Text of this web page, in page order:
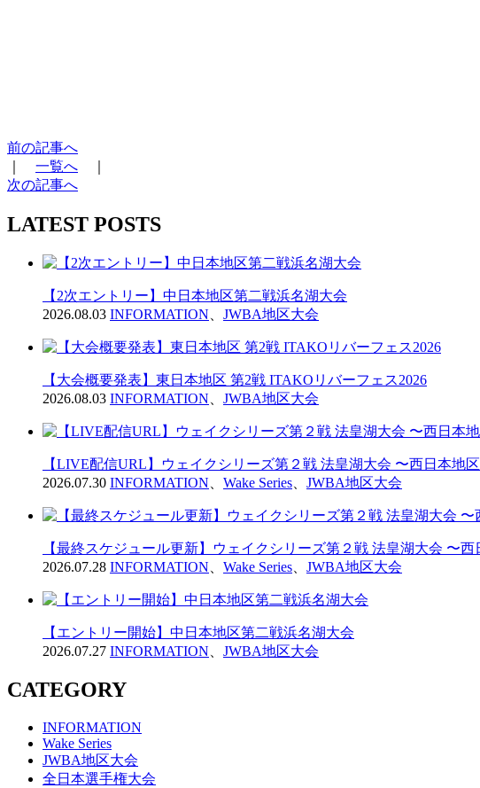
前の記事へ
一覧へ
次の記事へ
LATEST POSTS
【2次エントリー】中日本地区第二戦浜名湖大会
2026.08.03 INFORMATION JWBA地区大会
【大会概要発表】東日本地区 第2戦 ITAKOリバーフェス2026
2026.08.03 INFORMATION JWBA地区大会
【LIVE配信URL】ウェイクシリーズ第２戦 法皇湖大会 〜西日本地
2026.07.30 INFORMATION Wake Series JWBA地区大会
【最終スケジュール更新】ウェイクシリーズ第２戦 法皇湖大会 〜
2026.07.28 INFORMATION Wake Series JWBA地区大会
【エントリー開始】中日本地区第二戦浜名湖大会
2026.07.27 INFORMATION JWBA地区大会
CATEGORY
INFORMATION
Wake Series
JWBA地区大会
全日本選手権大会